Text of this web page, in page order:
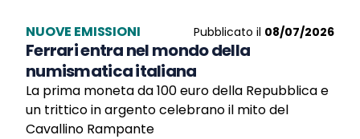
NUOVE EMISSIONI Pubblicato il 08/07/2026
Ferrari entra nel mondo della
numismatica italiana
La prima moneta da 100 euro della Repubblica e
un trittico in argento celebrano il mito del
Cavallino Rampante